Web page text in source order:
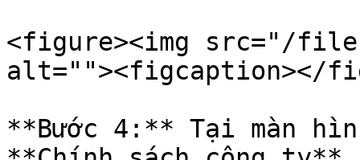
<figure><img src="/
alt=""><figcaption></
**Bước 4:** Tại màn